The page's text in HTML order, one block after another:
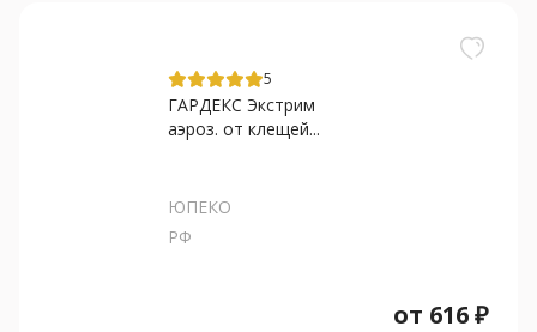
5
ГАРДЕКС Экстрим
аэроз. от клещей...
ЮПЕКО
РФ
от 616₽